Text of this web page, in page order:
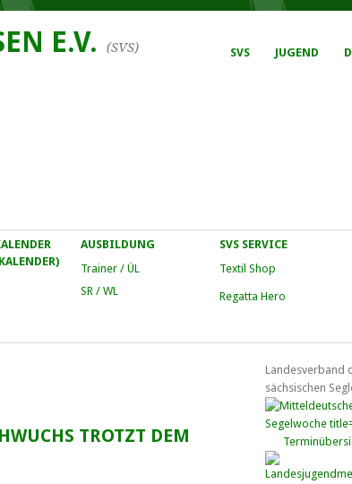
SVS JUGEND
E.V. (SVS)
AUSBILDUNG
Trainer / ÜL
SR / WL
SVS SERVICE
Textil Shop
Regatta Hero
TROTZT DEM
Landesverband
sächsischen